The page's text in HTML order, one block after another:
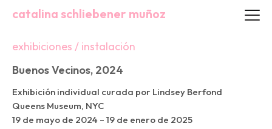
catalina schliebener muñoz
exhibiciones / instalación
Buenos Vecinos, 2024
Exhibición individual curada por Lindsey Berfond
Queens Museum, NYC
19 de mayo de 2024 – 19 de enero de 2025